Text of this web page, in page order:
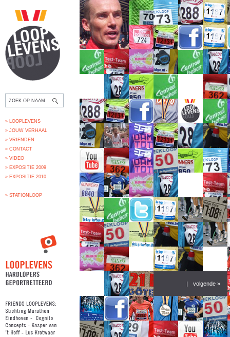
» LOOPLEVENS
» JOUW VERHAAL
» VRIENDEN
» CONTACT
» VIDEO
» EXPOSITIE 2009
» EXPOSITIE 2010
» STATIONLOOP
| volgende »